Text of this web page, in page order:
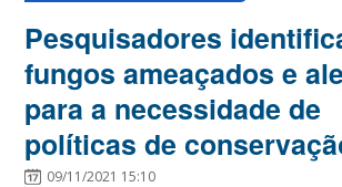
Pesquisadores
fungos ameaçados e
para a necessidade de
políticas de
09/11/2021 15:10